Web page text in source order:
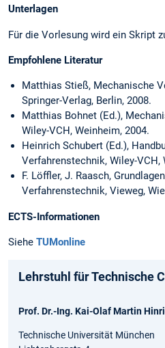
Unterlagen
Für die Vorlesung wird ein Skript
Empfohlene Literatur
Matthias Stieß, Mechanische
Springer-Verlag, Berlin, 2008.
Matthias Bohnet (Ed.),
Wiley-VCH, Weinheim, 2004.
Heinrich Schubert (Ed.),
Verfahrenstechnik, Wiley-VCH,
F. Löffler, J. Raasch,
Verfahrenstechnik, Vieweg,
ECTS-Informationen
Siehe TUMonline
Lehrstuhl für Technische
Prof. Dr.-Ing. Kai-Olaf Martin
Technische Universität München